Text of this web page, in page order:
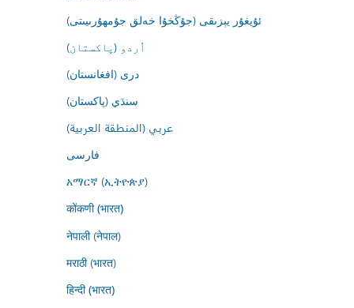
ئۇيغۇر يېزىقى (جۇڭخۇا خەلق جۇمھۇرىيىتى)
اُردو (پاکستان)
درى (افغانستان)
سنڌي (پاکستان)
عربي (المنطقة العربية)
فارسى
አማርኛ (ኢትዮጵያ)
कोंकणी (भारत)
नेपाली (नेपाल)
मराठी (भारत)
हिन्दी (भारत)